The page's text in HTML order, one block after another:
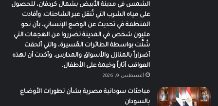
الشمس في مدينة الأبيض بشمال كردفان، للحصول
على مياه الشرب التي تُنقل عبر الشاحنات. وأفادت
المنظمة في تحديث عن الوضع الإنساني، بأن نحو
مليون شخص في المدينة تضرروا من الهجمات التي
شُنَّت بواسطة الطائرات المُسيرة، والتي ألحقت
أضراراً بالمنازل والأسواق والمدارس. وأكدت أن لهذه
العواقب آثاراً وخيمة على الأطفال.
أغسطس 9, 2026
مباحثات سودانية مصرية بشأن تطورات الأوضاع
بالسودان